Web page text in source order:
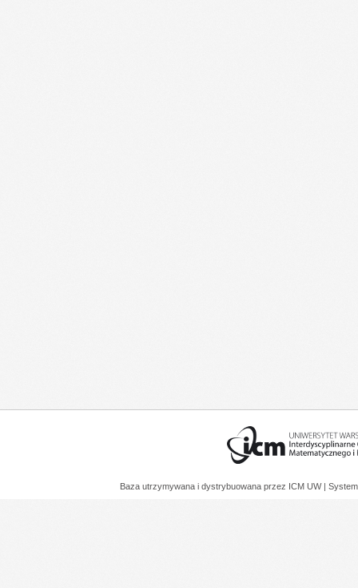
Baza utrzymywana i dystrybuowana przez ICM UW |